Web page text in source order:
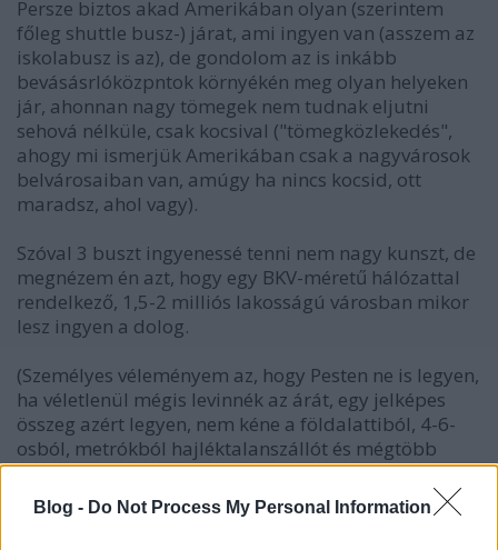
Blog - Do Not Process My Personal Information
Persze biztos akad Amerikában olyan (szerintem
főleg shuttle busz-) járat, ami ingyen van (asszem az
iskolabusz is az), de gondolom az is inkább
bevásásrlóközpntok környékén meg olyan helyeken
jár, ahonnan nagy tömegek nem tudnak eljutni
sehová nélküle, csak kocsival ("tömegközlekedés",
ahogy mi ismerjük Amerikában csak a nagyvárosok
belvárosaiban van, amúgy ha nincs kocsid, ott
maradsz, ahol vagy).
Szóval 3 buszt ingyenessé tenni nem nagy kunszt, de
megnézem én azt, hogy egy BKV-méretű hálózattal
rendelkező, 1,5-2 milliós lakosságú városban mikor
lesz ingyen a dolog.
(Személyes véleményem az, hogy Pesten ne is legyen,
ha véletlenül mégis levinnék az árát, egy jelképes
összeg azért legyen, nem kéne a földalattiból, 4-6-
osból, metrókból hajléktalanszállót és mégtöbb
mobil piacot csinálni, márpedig Pesten ez történne).
Más: hogy az sms-jegy (ami végre időalapú, nem